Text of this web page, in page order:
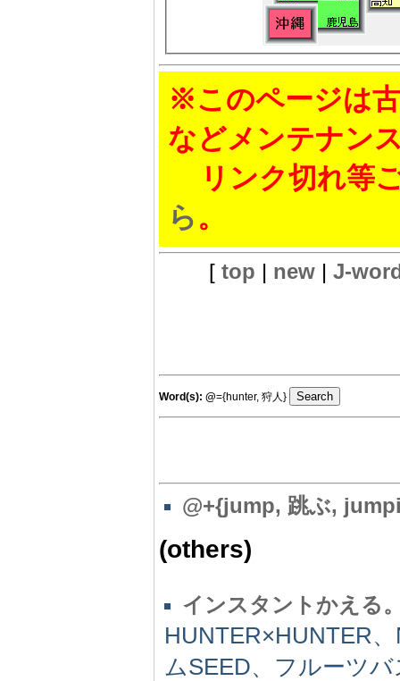
※このページは
などメンテナン
リンク切れ等
ら。
[ top | new| J-
Word(s): @={hunter, 狩人}
@+{jump, 跳ぶ,
(others)
インスタントかえる
HUNTER×HUNTER
ムSEED、フルーツ